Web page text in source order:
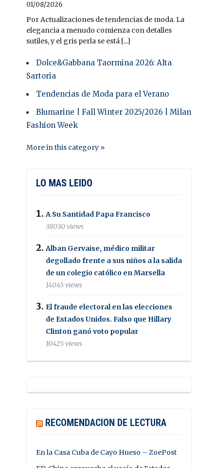
01/08/2026
Por Actualizaciones de tendencias de moda. La
elegancia a menudo comienza con detalles
sutiles, y el gris perla se está [...]
Dolce&Gabbana Taormina 2026: Alta
Sartoria
Tendencias de Moda para el Verano
Blumarine | Fall Winter 2025/2026 | Milan
Fashion Week
More in this category »
LO MAS LEIDO
A Su Santidad Papa Francisco
38030 views
Alban Gervaise, médico militar
degollado frente a sus niños a la salida
de un colegio católico en Marsella
14045 views
El fraude electoral en las elecciones
de Estados Unidos. Falso que Hillary
Clinton ganó voto popular
10425 views
RECOMENDACION DE LECTURA
En la Casa Cuba de Cayo Hueso – ZoePost